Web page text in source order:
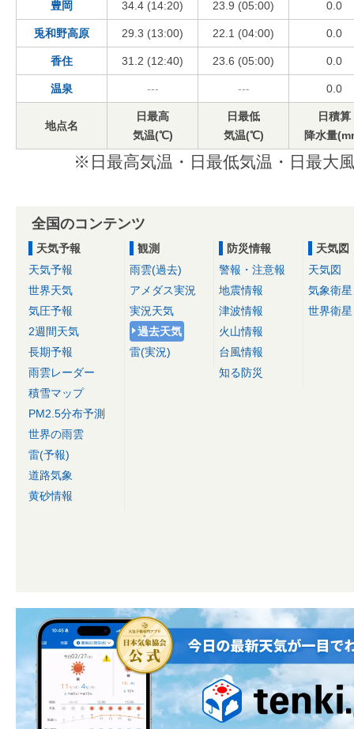
豊岡 34.4 (14:20) 23.9 (05:00) 0.0
兎和野高原 29.3 (13:00) 22.1 (04:00) 0.0
香住 31.2 (12:40) 23.6 (05:00) 0.0
温泉 --- --- 0.0
地点名
日最高
気温(℃)
日最低
気温(℃)
日積算
降水量
※日最高気温・日最低気温・日最大
全国のコンテンツ
天気予報
天気予報
世界天気
気圧予報
2週間天気
長期予報
雨雲レーダー
積雪マップ
PM2.5分布予測
世界の雨雲
雷(予報)
道路気象
黄砂情報
観測
雨雲(過去)
アメダス実況
実況天気
過去天気
雷(実況)
防災情報
警報・注意報
地震情報
津波情報
火山情報
台風情報
知る防災
天気図
天気図
気象衛星
世界衛星